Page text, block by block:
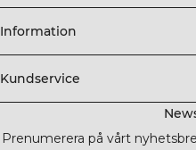
Information
Kundservice
Prenumerera på vårt